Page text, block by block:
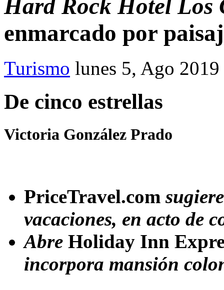
Hard Rock Hotel Los
enmarcado por
Turismo lunes 5, Ago 2019
De cinco estrellas
Victoria González Prado
PriceTravel.com
vacaciones, en acto de
Abre Holiday Inn
incorpora mansión